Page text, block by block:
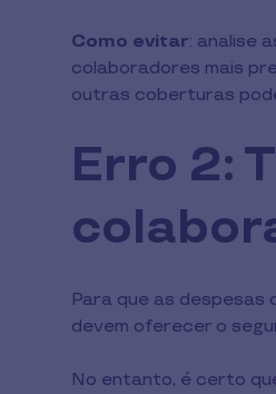
Como evitar: analise
colaboradores mais
outras coberturas
Erro 2:
Para que as despesas
devem oferecer o
No entanto, é certo